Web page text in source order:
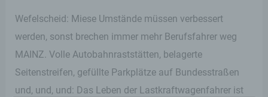
Wefelscheid: Miese Umstände müssen verbessert
werden, sonst brechen immer mehr Berufsfahrer weg
MAINZ. Volle Autobahnraststätten, belagerte
Seitenstreifen, gefüllte Parkplätze auf Bundesstraßen
und, und, und: Das Leben der Lastkraftwagenfahrer ist